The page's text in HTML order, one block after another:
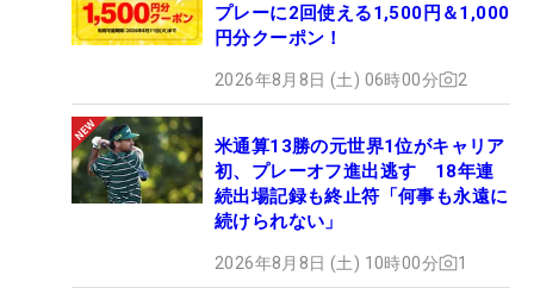
プレーに2回使える1,500円＆1,000
円分クーポン！
2026年8月8日 (土) 06時00分 2
米通算13勝の元世界1位がキャリア
初、プレーオフ進出逃す 18年連
続出場記録も終止符「何事も永遠に
続けられない」
2026年8月8日 (土) 10時00分 1